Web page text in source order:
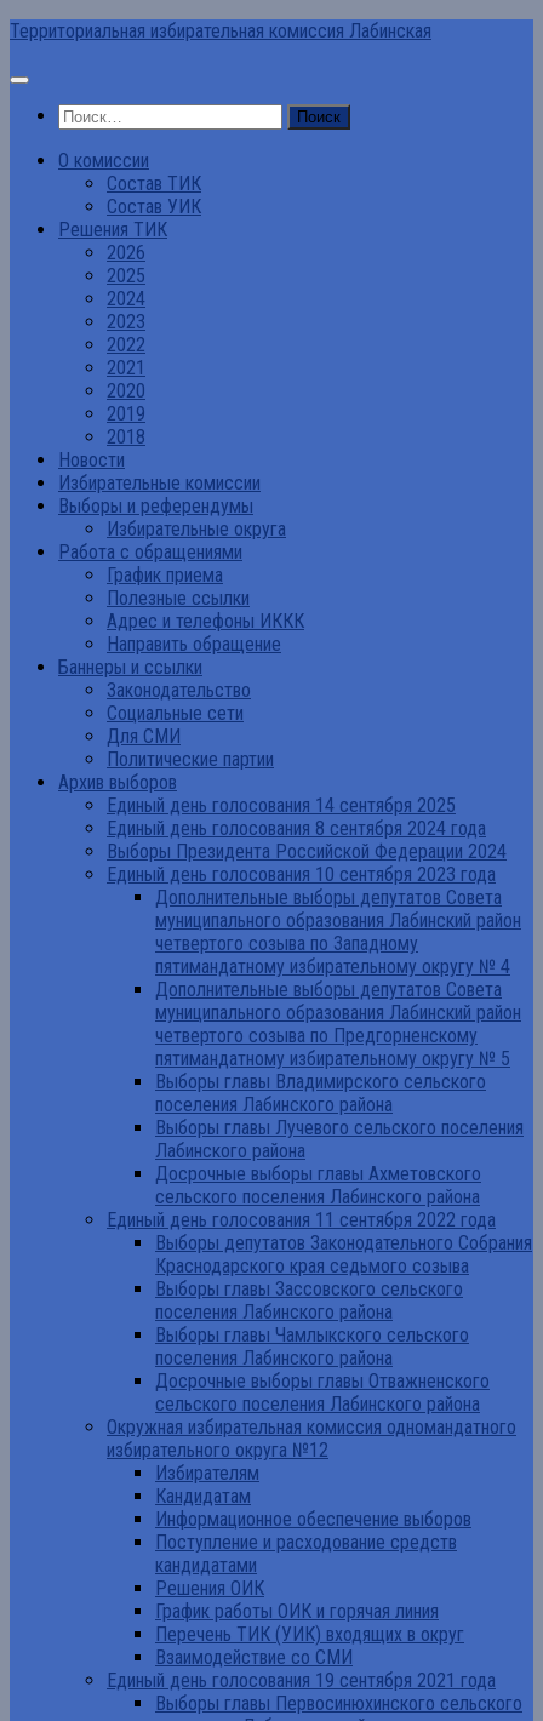
Перейти
содержимому
Территориальная избирательная комиссия Лабинская
Найти:
О комиссии
Состав ТИК
Состав УИК
Решения ТИК
2026
2025
2024
2023
2022
2021
2020
2019
2018
Новости
Избирательные комиссии
Выборы и референдумы
Избирательные округа
Работа с обращениями
График приема
Полезные ссылки
Адрес и телефоны ИККК
Направить обращение
Баннеры и ссылки
Законодательство
Социальные сети
Для СМИ
Политические партии
Архив выборов
Единый день голосования 14 сентября 2025
Единый день голосования 8 сентября 2024 года
Выборы Президента Российской Федерации 2024
Единый день голосования 10 сентября 2023 года
Дополнительные выборы депутатов Совета
муниципального образования Лабинский район
четвертого созыва по Западному
пятимандатному избирательному округу № 4
Дополнительные выборы депутатов Совета
муниципального образования Лабинский район
четвертого созыва по Предгорненскому
пятимандатному избирательному округу № 5
Выборы главы Владимирского сельского
поселения Лабинского района
Выборы главы Лучевого сельского поселения
Лабинского района
Досрочные выборы главы Ахметовского
сельского поселения Лабинского района
Единый день голосования 11 сентября 2022 года
Выборы депутатов Законодательного Собрания
Краснодарского края седьмого созыва
Выборы главы Зассовского сельского
поселения Лабинского района
Выборы главы Чамлыкского сельского
поселения Лабинского района
Досрочные выборы главы Отважненского
сельского поселения Лабинского района
Окружная избирательная комиссия одномандатного
избирательного округа №12
Избирателям
Кандидатам
Информационное обеспечение выборов
Поступление и расходование средств
кандидатами
Решения ОИК
График работы ОИК и горячая линия
Перечень ТИК (УИК) входящих в округ
Взаимодействие со СМИ
Единый день голосования 19 сентября 2021 года
Выборы главы Первосинюхинского сельского